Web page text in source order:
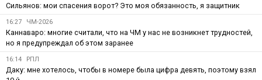
Сильянов: мои спасения ворот? Это моя обязанность, я защитник
16:27 ЧМ-2026
Каннаваро: многие считали, что на ЧМ у нас не возникнет трудностей,
но я предупреждал об этом заранее
16:14 РПЛ
Даку: мне хотелось, чтобы в номере была цифра девять, поэтому взял